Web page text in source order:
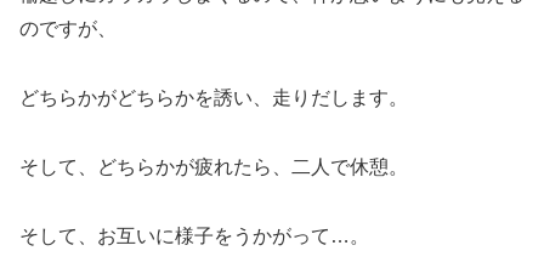
のですが、
どちらかがどちらかを誘い、走りだします。
そして、どちらかが疲れたら、二人で休憩。
そして、お互いに様子をうかがって…。